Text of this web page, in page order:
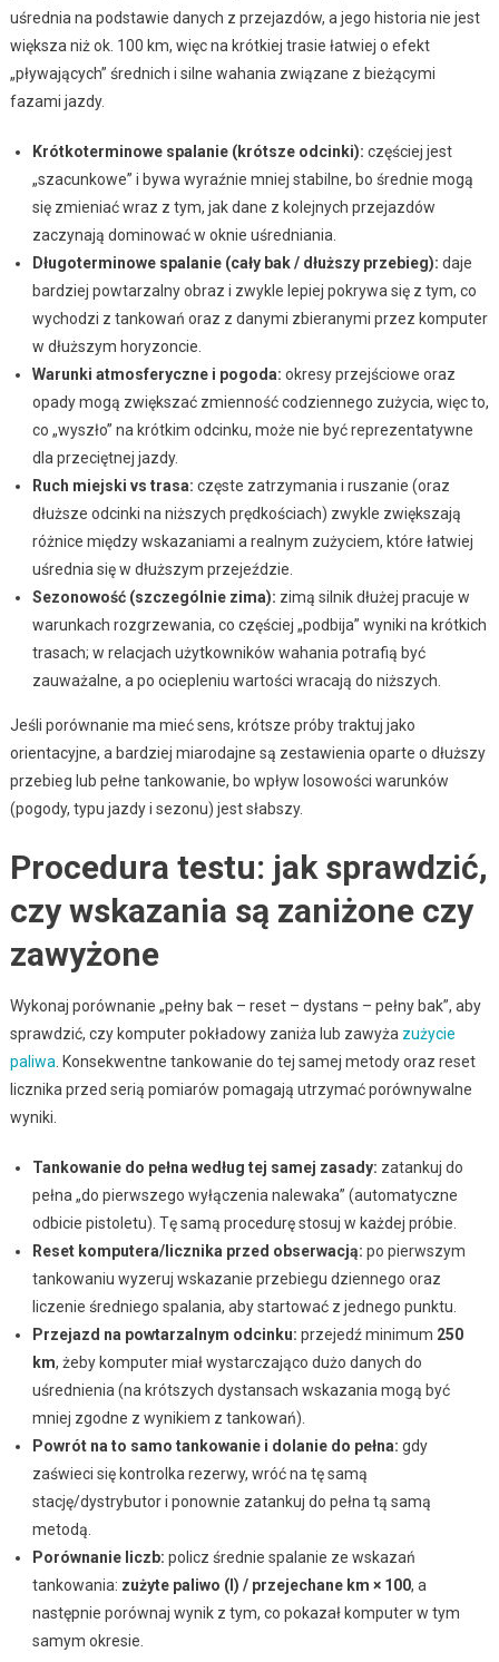
uśrednia na podstawie danych z przejazdów, a jego historia nie jest
większa niż ok. 100 km, więc na krótkiej trasie łatwiej o efekt
„pływających” średnich i silne wahania związane z bieżącymi
fazami jazdy.
Krótkoterminowe spalanie (krótsze odcinki): częściej jest
„szacunkowe” i bywa wyraźnie mniej stabilne, bo średnie mogą
się zmieniać wraz z tym, jak dane z kolejnych przejazdów
zaczynają dominować w oknie uśredniania.
Długoterminowe spalanie (cały bak / dłuższy przebieg): daje
bardziej powtarzalny obraz i zwykle lepiej pokrywa się z tym, co
wychodzi z tankowań oraz z danymi zbieranymi przez komputer
w dłuższym horyzoncie.
Warunki atmosferyczne i pogoda: okresy przejściowe oraz
opady mogą zwiększać zmienność codziennego zużycia, więc to,
co „wyszło” na krótkim odcinku, może nie być reprezentatywne
dla przeciętnej jazdy.
Ruch miejski vs trasa: częste zatrzymania i ruszanie (oraz
dłuższe odcinki na niższych prędkościach) zwykle zwiększają
różnice między wskazaniami a realnym zużyciem, które łatwiej
uśrednia się w dłuższym przejeździe.
Sezonowość (szczególnie zima): zimą silnik dłużej pracuje w
warunkach rozgrzewania, co częściej „podbija” wyniki na krótkich
trasach; w relacjach użytkowników wahania potrafią być
zauważalne, a po ociepleniu wartości wracają do niższych.
Jeśli porównanie ma mieć sens, krótsze próby traktuj jako
orientacyjne, a bardziej miarodajne są zestawienia oparte o dłuższy
przebieg lub pełne tankowanie, bo wpływ losowości warunków
(pogody, typu jazdy i sezonu) jest słabszy.
Procedura testu: jak sprawdzić,
czy wskazania są zaniżone czy
zawyżone
Wykonaj porównanie „pełny bak – reset – dystans – pełny bak”, aby
sprawdzić, czy komputer pokładowy zaniża lub zawyża zużycie
paliwa . Konsekwentne tankowanie do tej samej metody oraz reset
licznika przed serią pomiarów pomagają utrzymać porównywalne
wyniki.
Tankowanie do pełna według tej samej zasady: zatankuj do
pełna „do pierwszego wyłączenia nalewaka” (automatyczne
odbicie pistoletu). Tę samą procedurę stosuj w każdej próbie.
Reset komputera/licznika przed obserwacją: po pierwszym
tankowaniu wyzeruj wskazanie przebiegu dziennego oraz
liczenie średniego spalania, aby startować z jednego punktu.
Przejazd na powtarzalnym odcinku: przejedź minimum 250
km, żeby komputer miał wystarczająco dużo danych do
uśrednienia (na krótszych dystansach wskazania mogą być
mniej zgodne z wynikiem z tankowań).
Powrót na to samo tankowanie i dolanie do pełna: gdy
zaświeci się kontrolka rezerwy, wróć na tę samą
stację/dystrybutor i ponownie zatankuj do pełna tą samą
metodą.
Porównanie liczb: policz średnie spalanie ze wskazań
tankowania: zużyte paliwo (l) / przejechane km × 100, a
następnie porównaj wynik z tym, co pokazał komputer w tym
samym okresie.